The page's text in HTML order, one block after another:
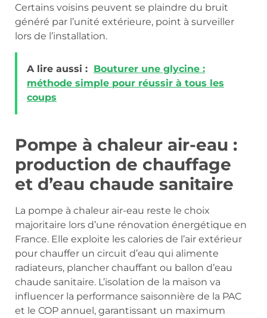
Certains voisins peuvent se plaindre du bruit
généré par l’unité extérieure, point à surveiller
lors de l’installation.
A lire aussi : Bouturer une glycine :
méthode simple pour réussir à tous les
coups
Pompe à chaleur air-eau :
production de chauffage
et d’eau chaude sanitaire
La pompe à chaleur air-eau reste le choix
majoritaire lors d’une rénovation énergétique en
France. Elle exploite les calories de l’air extérieur
pour chauffer un circuit d’eau qui alimente
radiateurs, plancher chauffant ou ballon d’eau
chaude sanitaire. L’isolation de la maison va
influencer la performance saisonnière de la PAC
et le COP annuel, garantissant un maximum